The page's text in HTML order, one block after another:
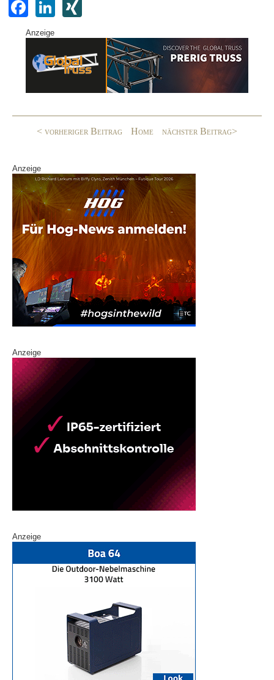
F
a
c
e
o
Li
k
e
G
Anzeige
< vorheriger Beitrag Home nächster Beitrag>
Anzeige
Anzeige
Anzeige